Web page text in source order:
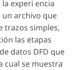
experi encia
un archivo que
trazos simples,
las etapas
datos DFD que
cual se muestra